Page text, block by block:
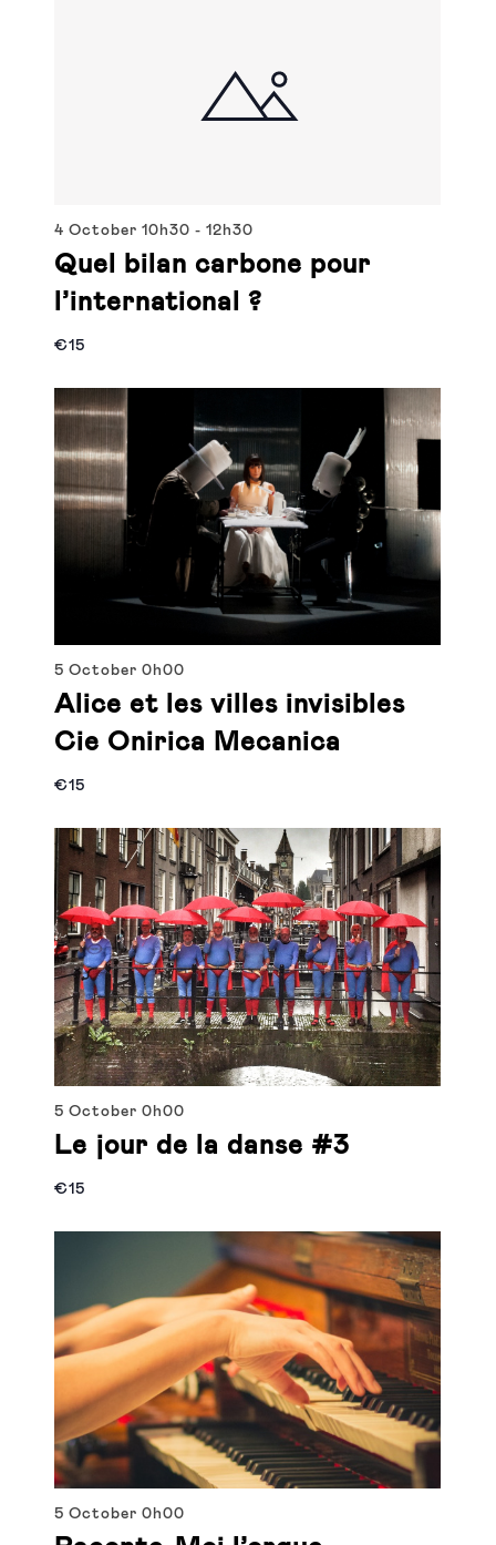
4 October10h30-12h30
Quel bilan carbone pour
l’international ?
€15
5 October0h00
Alice et les villes invisibles
Cie Onirica Mecanica
€15
5 October0h00
Le jour de la danse #3
€15
5 October0h00